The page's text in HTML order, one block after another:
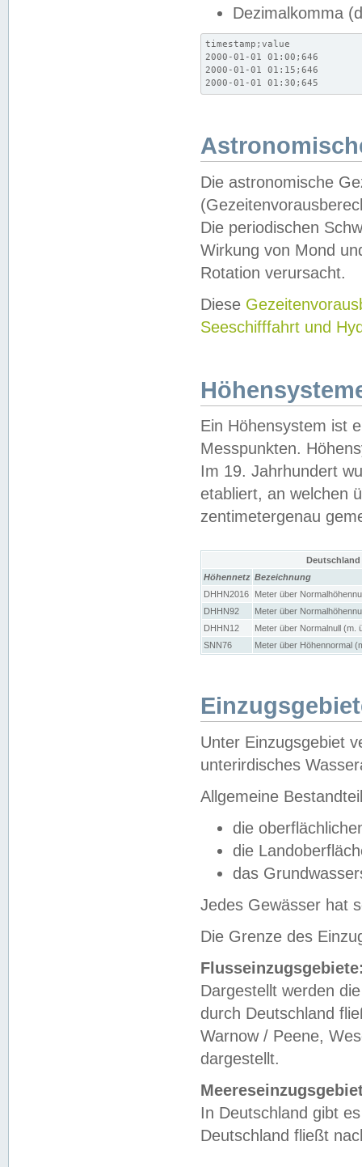
Dezimalkomma
timestamp;value
2000-01-01 01:00;646
2000-01-01 01:15;646
2000-01-01 01:30;645
Die astronomische
Die periodischen
Wirkung von Mond
Rotation verursacht.
Diese
Seeschifffahrt und
Ein Höhensystem ist
Messpunkten.
Im 19. Jahrhundert
etabliert, an welchen
zentimetergenau
Höhennetz Bezeichnung
DHHN2016
Meter über
DHHN92
Meter über
DHHN12
Meter über Normalnull (m.
SNN76
Meter über Höhennormal
Unter Einzugsgebiet
unterirdisches
Allgemeine
die
die
das
Jedes Gewässer hat
Die Grenze des
Dargestellt werden
durch Deutschland
Warnow / Peene,
dargestellt.
In Deutschland gibt
Deutschland fließt